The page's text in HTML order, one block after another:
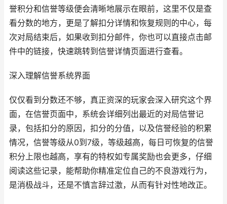
誉积分和信誉等级便会清晰地展示在眼前，这里不仅是查
看分数的地方，更是了解扣分详情和恢复规则的中心，每
次对局结束后，如果收到扣分邮件，你也可以直接点击邮
件中的链接，快速跳转到信誉详情页面进行查看。
深入理解信誉系统界面
仅仅看到分数还不够，真正资深的玩家会深入研究这个界
面，在信誉页面中，系统会详细列出最近的对局信誉记
录，包括扣分的原因，扣分的分值，以及信誉经验的积累
情况，信誉等级从0到7级，等级越高，每日可恢复的信誉
积分上限也越高，享有的特权如专属奖励也会更多，仔细
阅读这些记录，能帮助你精准定位自己的不良游戏行为，
是消极战斗，还是不慎言辞过激，从而有针对性地改正。